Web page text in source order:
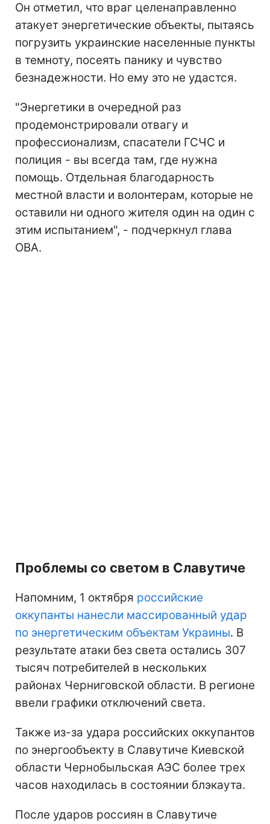
Он отметил, что враг целенаправленно
атакует энергетические объекты, пытаясь
погрузить украинские населенные пункты
в темноту, посеять панику и чувство
безнадежности. Но ему это не удастся.
"Энергетики в очередной раз
продемонстрировали отвагу и
профессионализм, спасатели ГСЧС и
полиция - вы всегда там, где нужна
помощь. Отдельная благодарность
местной власти и волонтерам, которые не
оставили ни одного жителя один на один с
этим испытанием", - подчеркнул глава
ОВА.
Проблемы со светом в Славутиче
Напомним, 1 октября российские
оккупанты нанесли массированный удар
по энергетическим объектам Украины. В
результате атаки без света остались 307
тысяч потребителей в нескольких
районах Черниговской области. В регионе
ввели графики отключений света.
Также из-за удара российских оккупантов
по энергообъекту в Славутиче Киевской
области Чернобыльская АЭС более трех
часов находилась в состоянии блэкаута.
После ударов россиян в Славутиче